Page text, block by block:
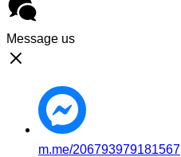
Message us
m.me/206793979181567